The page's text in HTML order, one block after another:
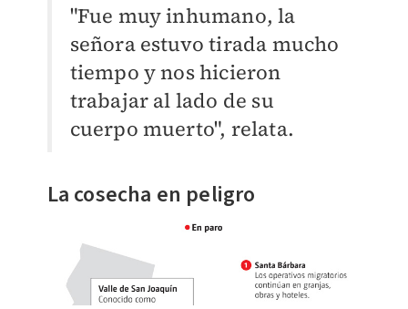
"Fue muy inhumano, la
señora estuvo tirada mucho
tiempo y nos hicieron
trabajar al lado de su
cuerpo muerto", relata.
La cosecha en peligro